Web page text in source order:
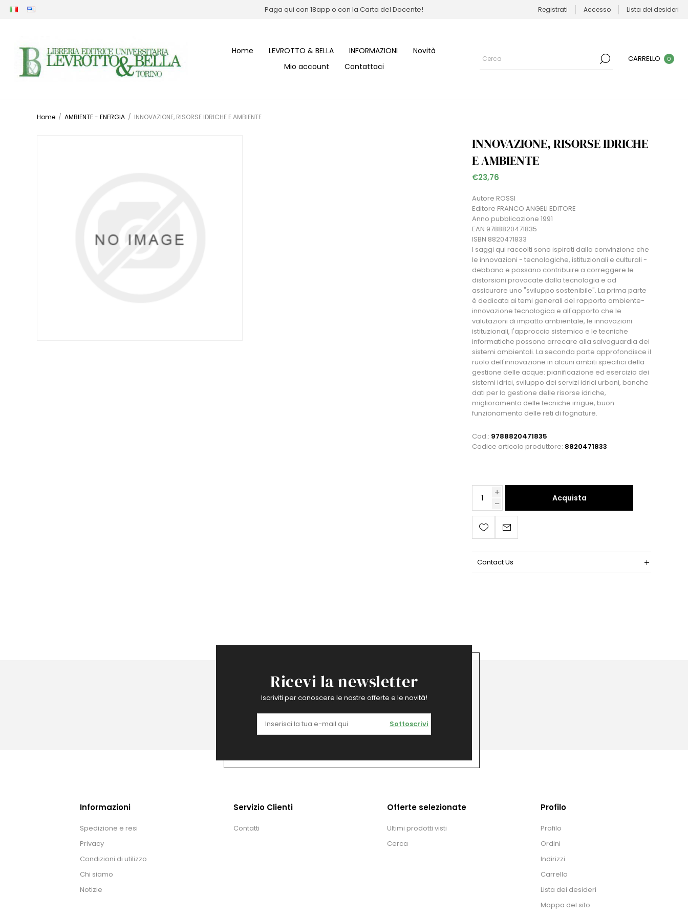
Paga qui con 18app o con la Carta del Docente! Registrati Accesso Lista dei desideri
Home LEVROTTO & BELLA INFORMAZIONI
Novità
Mio account
Contattaci
CARRELLO 0
Home / AMBIENTE - ENERGIA / INNOVAZIONE, RISORSE IDRICHE E AMBIENTE
INNOVAZIONE, RISORSE IDRICHE
E AMBIENTE
€23,76
Autore ROSSI
Editore FRANCO ANGELI EDITORE
Anno pubblicazione 1991
EAN 9788820471835
ISBN 8820471833
I saggi qui raccolti sono ispirati dalla convinzione che
le innovazioni - tecnologiche, istituzionali e culturali -
debbano e possano contribuire a correggere le
distorsioni provocate dalla tecnologia e ad
assicurare uno "sviluppo sostenibile". La prima parte
è dedicata ai temi generali del rapporto ambiente-
innovazione tecnologica e all'apporto che le
valutazioni di impatto ambientale, le innovazioni
istituzionali, l'approccio sistemico e le tecniche
informatiche possono arrecare alla salvaguardia dei
sistemi ambientali. La seconda parte approfondisce il
ruolo dell'innovazione in alcuni ambiti specifici della
gestione delle acque: pianificazione ed esercizio dei
sistemi idrici, sviluppo dei servizi idrici urbani, banche
dati per la gestione delle risorse idriche,
miglioramento delle tecniche irrigue, buon
funzionamento delle reti di fognature.
Cod.: 9788820471835
Codice articolo produttore: 8820471833
Acquista
Contact Us
Ricevi la newsletter
Iscriviti per conoscere le nostre offerte e le novità!
Sottoscrivi
Informazioni
Spedizione e resi
Privacy
Condizioni di utilizzo
Chi siamo
Notizie
Servizio Clienti
Contatti
Offerte selezionate
Ultimi prodotti visti
Cerca
Profilo
Profilo
Ordini
Indirizzi
Carrello
Lista dei desideri
Mappa del sito